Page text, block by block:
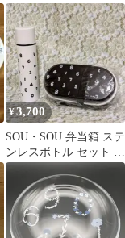
¥3,700
SOU・SOU 弁当箱 ステ
ンレスボトル セット ノ
ベルティ